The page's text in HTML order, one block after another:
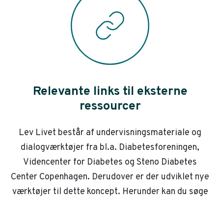
Relevante links til eksterne
ressourcer
Lev Livet består af undervisningsmateriale og
dialogværktøjer fra bl.a. Diabetesforeningen,
Videncenter for Diabetes og Steno Diabetes
Center Copenhagen. Derudover er der udviklet nye
værktøjer til dette koncept. Herunder kan du søge